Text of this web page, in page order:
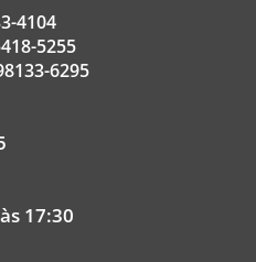
4104
5255
6295
17:30